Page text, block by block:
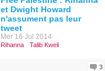
et Dwight Howard
n'assument pas leur
tweet
Mer 16 Jul 2014
Rihanna Talib Kweli
3